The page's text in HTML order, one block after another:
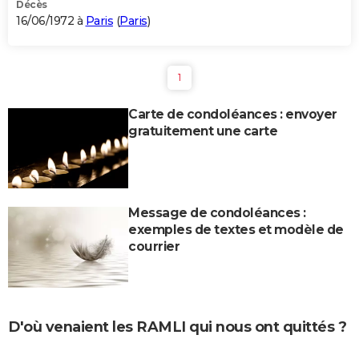
Décès
16/06/1972 à Paris (Paris)
1
Carte de condoléances : envoyer
gratuitement une carte
Message de condoléances :
exemples de textes et modèle de
courrier
D'où venaient les RAMLI qui nous ont quittés ?